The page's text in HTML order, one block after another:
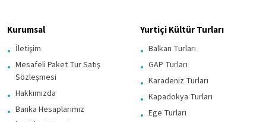
Kurumsal
İletişim
Mesafeli Paket Tur Satış
Sözleşmesi
Hakkımızda
Banka Hesaplarımız
Yurtiçi Kültür Turları
Balkan Turları
GAP Turları
Karadeniz Turları
Kapadokya Turları
Ege Turları